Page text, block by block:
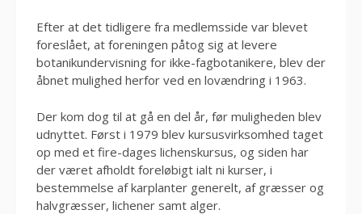
Efter at det tidligere fra medlemsside var blevet
foreslået, at foreningen påtog sig at levere
botanikundervisning for ikke-fagbotanikere, blev der
åbnet mulighed herfor ved en lovændring i 1963.
Der kom dog til at gå en del år, før muligheden blev
udnyttet. Først i 1979 blev kursusvirksomhed taget
op med et fire-dages lichenskursus, og siden har
der været afholdt foreløbigt ialt ni kurser, i
bestemmelse af karplanter generelt, af græsser og
halvgræsser, lichener samt alger.